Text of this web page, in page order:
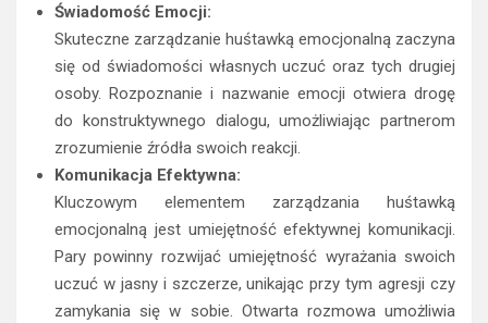
Świadomość Emocji:
Skuteczne zarządzanie huśtawką emocjonalną zaczyna
się od świadomości własnych uczuć oraz tych drugiej
osoby. Rozpoznanie i nazwanie emocji otwiera drogę
do konstruktywnego dialogu, umożliwiając partnerom
zrozumienie źródła swoich reakcji.
Komunikacja Efektywna:
Kluczowym elementem zarządzania huśtawką
emocjonalną jest umiejętność efektywnej komunikacji.
Pary powinny rozwijać umiejętność wyrażania swoich
uczuć w jasny i szczerze, unikając przy tym agresji czy
zamykania się w sobie. Otwarta rozmowa umożliwia